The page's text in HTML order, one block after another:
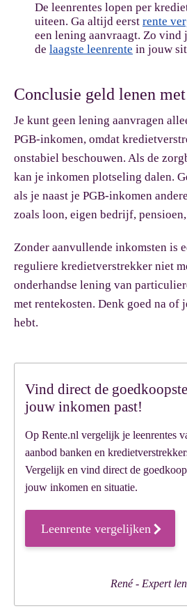
De leenrentes lopen per
uiteen. Ga altijd eerst rente
een lening aanvraagt. Zo vind
de laagste leenrente in jouw
Conclusie geld lenen
Je kunt geen lening aanvragen
PGB-inkomen, omdat
onstabiel beschouwen. Als de
kan je inkomen plotseling dalen.
als je naast je PGB-inkomen
zoals loon, eigen bedrijf,
Zonder aanvullende inkomsten is
reguliere kredietverstrekker niet
onderhandse lening van
met rentekosten. Denk goed na of
hebt.
Vind direct de
jouw inkomen past!
Op Rente.nl vergelijk je leenrentes
aanbod banken en
Vergelijk en vind direct de
jouw inkomen en situatie.
Leenrente vergelijken